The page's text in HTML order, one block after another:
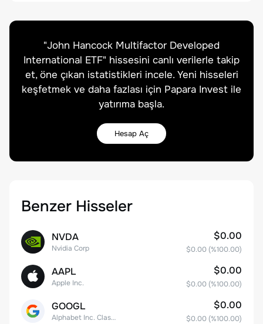
"John Hancock Multifactor Developed
International ETF" hissesini canlı verilerle takip
et, öne çıkan istatistikleri incele. Yeni hisseleri
keşfetmek ve daha fazlası için Papara Invest ile
yatırıma başla.
Hesap Aç
Benzer Hisseler
NVDA
Nvidia Corp
$0.00
$0.00 (%100.00)
AAPL
Apple Inc.
$0.00
$0.00 (%100.00)
GOOGL
Alphabet Inc. Class A Common Stock
$0.00
$0.00 (%100.00)